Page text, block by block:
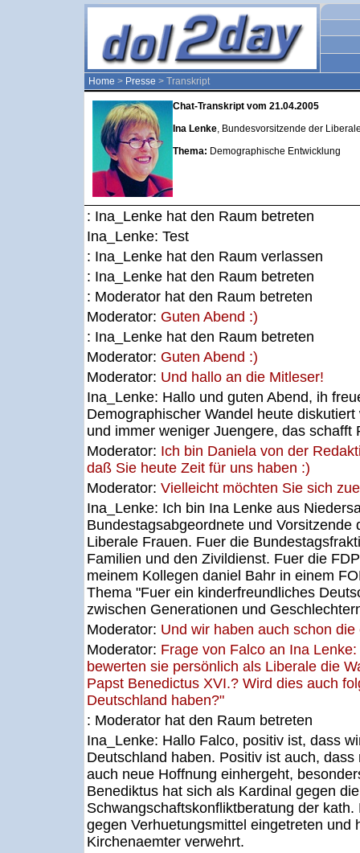
Home > Presse > Transkript
Chat-Transkript vom 21.04.2005
Ina Lenke, Bundesvorsitzende der
Thema: Demographische Entwicklung
: Ina_Lenke hat den Raum betreten
Ina_Lenke: Test
: Ina_Lenke hat den Raum verlassen
: Ina_Lenke hat den Raum betreten
: Moderator hat den Raum betreten
Moderator: Guten Abend :)
: Ina_Lenke hat den Raum betreten
Moderator: Guten Abend :)
Moderator: Und hallo an die Mitleser!
Ina_Lenke: Hallo und guten Abend, ih
Demographischer Wandel heute
und immer weniger Juengere, das schafft
Moderator: Ich bin Daniela von der
daß Sie heute Zeit für uns haben :)
Moderator: Vielleicht möchten Sie sich
Ina_Lenke: Ich bin Ina Lenke aus
Bundestagsabgeordnete und Vorsitzende
Liberale Frauen. Fuer die
Familien und den Zivildienst. Fuer die
meinem Kollegen daniel Bahr in einem
Thema "Fuer ein kinderfreundliches
zwischen Generationen und
Moderator: Und wir haben auch schon
Moderator: Frage von Falco an Ina
bewerten sie persönlich als Liberale die
Papst Benedictus XVI.? Wird dies auch
Deutschland haben?"
: Moderator hat den Raum betreten
Ina_Lenke: Hallo Falco, positiv ist, dass
Deutschland haben. Positiv ist auch,
auch neue Hoffnung einhergeht,
Benediktus hat sich als Kardinal gegen die
Schwangschaftskonfliktberatung der
gegen Verhuetungsmittel eingetreten und
Kirchenaemter verwehrt.